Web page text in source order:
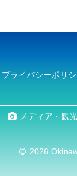
プライバシーポリ
メディア・観
2026